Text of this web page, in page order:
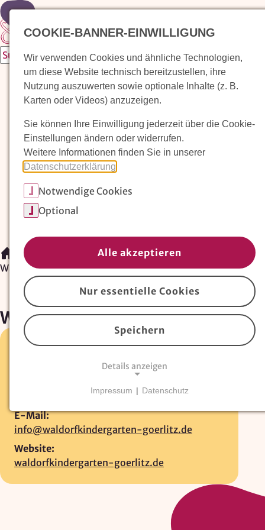
Zur Startseite
Waldorfkindergarten finden
Pädagogischer Ansatz
Arbeit im Waldorfkindergarten
Unser Verein
Magazin: Erziehungskunst frühe Kindheit
Waldorfkindergarten finden/
Waldorfkindergarten Görlitz
Waldorfkindergarten Görlitz
Kastanienallee 16a •02827 Görlitz
E-Mail:
info@waldorfkindergarten-goerlitz.de
Website:
waldorfkindergarten-goerlitz.de
COOKIE-BANNER-EINWILLIGUNG
Wir verwenden Cookies und ähnliche Technologien,
um diese Website technisch bereitzustellen, ihre
Nutzung auszuwerten sowie optionale Inhalte (z. B.
Karten oder Videos) anzuzeigen.
Sie können Ihre Einwilligung jederzeit über die Cookie-
Einstellungen ändern oder widerrufen.
Weitere Informationen finden Sie in unserer
Datenschutzerklärung
Notwendige Cookies
Optional
Alle akzeptieren
Nur essentielle Cookies
Speichern
Details anzeigen
Essentielle Cookies
Website erforderlich und können nicht deaktiviert
werden. Hierzu zählen technisch notwendige
TYPO3-Cookies, sowie Funktionen zur
Impressum | Datenschutz